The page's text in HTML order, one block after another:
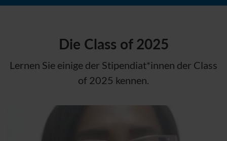
Die Class of 2025
Lernen Sie einige der Stipendiat*innen der Class
of 2025 kennen.